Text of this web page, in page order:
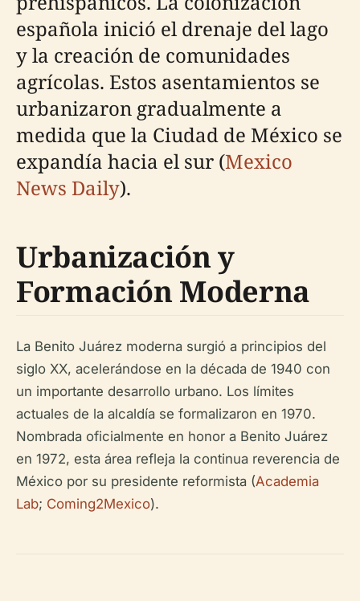
española inició el drenaje del lago
y la creación de comunidades
agrícolas. Estos asentamientos se
urbanizaron gradualmente a
medida que la Ciudad de México se
expandía hacia el sur (Mexico
News Daily).
Urbanización y
Formación Moderna
La Benito Juárez moderna surgió a principios del
siglo XX, acelerándose en la década de 1940 con
un importante desarrollo urbano. Los límites
actuales de la alcaldía se formalizaron en 1970.
Nombrada oficialmente en honor a Benito Juárez
en 1972, esta área refleja la continua reverencia de
México por su presidente reformista (Academia
Lab; Coming2Mexico).